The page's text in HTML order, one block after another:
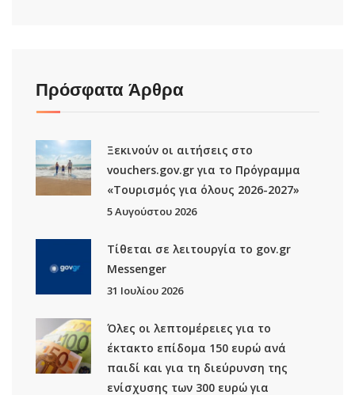
Πρόσφατα Άρθρα
Ξεκινούν οι αιτήσεις στο
vouchers.gov.gr για το Πρόγραμμα
«Τουρισμός για όλους 2026-2027»
5 Αυγούστου 2026
Τίθεται σε λειτουργία το gov.gr
Μessenger
31 Ιουλίου 2026
Όλες οι λεπτομέρειες για το
έκτακτο επίδομα 150 ευρώ ανά
παιδί και για τη διεύρυνση της
ενίσχυσης των 300 ευρώ για